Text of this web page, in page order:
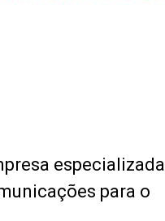
especializada
para o